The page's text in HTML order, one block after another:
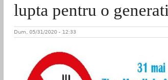
lupta pentru o
Dum, 05/31/2020 - 12:33